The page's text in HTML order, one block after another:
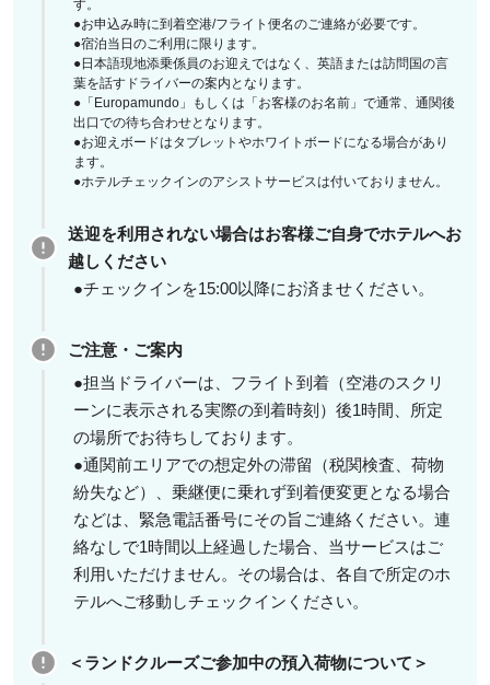
す。
●お申込み時に到着空港/フライト便名のご連絡が必要です。
●宿泊当日のご利用に限ります。
●日本語現地添乗係員のお迎えではなく、英語または訪問国の言
葉を話すドライバーの案内となります。
●「Europamundo」もしくは「お客様のお名前」で通常、通関後
出口での待ち合わせとなります。
●お迎えボードはタブレットやホワイトボードになる場合があり
ます。
●ホテルチェックインのアシストサービスは付いておりません。
送迎を利用されない場合はお客様ご自身でホテルへお
越しください
●チェックインを15:00以降にお済ませください。
ご注意・ご案内
●担当ドライバーは、フライト到着（空港のスクリ
ーンに表示される実際の到着時刻）後1時間、所定
の場所でお待ちしております。
●通関前エリアでの想定外の滞留（税関検査、荷物
紛失など）、乗継便に乗れず到着便変更となる場合
などは、緊急電話番号にその旨ご連絡ください。連
絡なしで1時間以上経過した場合、当サービスはご
利用いただけません。その場合は、各自で所定のホ
テルへご移動しチェックインください。
＜ランドクルーズご参加中の預入荷物について＞